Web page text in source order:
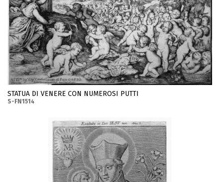
STATUA DI VENERE CON NUMEROSI PUTTI
S-FN1514